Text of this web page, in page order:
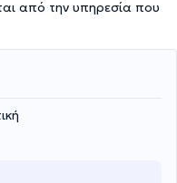
από την υπηρεσία που